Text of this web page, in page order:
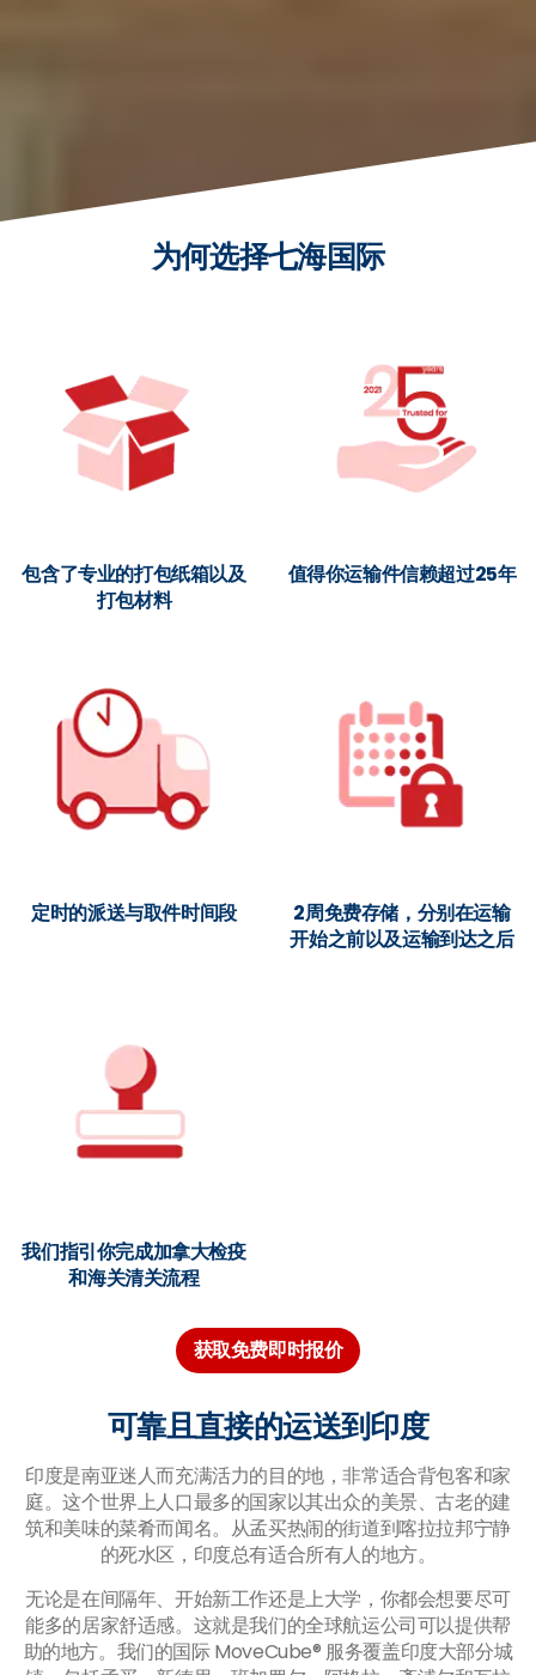
为何选择七海国际
包含了专业的打包纸箱以及
打包材料
值得你运输件信赖超过25年
定时的派送与取件时间段
2周免费存储，分别在运输
开始之前以及运输到达之后
我们指引你完成加拿大检疫
和海关清关流程
获取免费即时报价
可靠且直接的运送到印度
印度是南亚迷人而充满活力的目的地，非常适合背包客和家
庭。这个世界上人口最多的国家以其出众的美景、古老的建
筑和美味的菜肴而闻名。从孟买热闹的街道到喀拉拉邦宁静
的死水区，印度总有适合所有人的地方。
无论是在间隔年、开始新工作还是上大学，你都会想要尽可
能多的居家舒适感。这就是我们的全球航运公司可以提供帮
助的地方。我们的国际 MoveCube® 服务覆盖印度大部分城